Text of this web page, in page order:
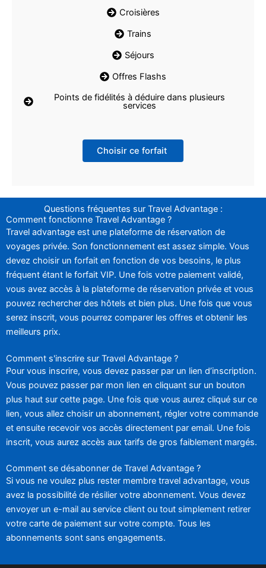
Croisières
Trains
Séjours
Offres Flashs
Points de fidélités à déduire dans plusieurs
services
Choisir ce forfait
Questions fréquentes sur Travel Advantage :
Comment fonctionne Travel Advantage ?
Travel advantage est une plateforme de réservation de
voyages privée. Son fonctionnement est assez simple. Vous
devez choisir un forfait en fonction de vos besoins, le plus
fréquent étant le forfait VIP. Une fois votre paiement validé,
vous avez accès à la plateforme de réservation privée et vous
pouvez rechercher des hôtels et bien plus. Une fois que vous
serez inscrit, vous pourrez comparer les offres et obtenir les
meilleurs prix.
Comment s'inscrire sur Travel Advantage ?
Pour vous inscrire, vous devez passer par un lien d’inscription.
Vous pouvez passer par mon lien en cliquant sur un bouton
plus haut sur cette page. Une fois que vous aurez cliqué sur ce
lien, vous allez choisir un abonnement, régler votre commande
et ensuite recevoir vos accès directement par email. Une fois
inscrit, vous aurez accès aux tarifs de gros faiblement margés.
Comment se désabonner de Travel Advantage ?
Si vous ne voulez plus rester membre travel advantage, vous
avez la possibilité de résilier votre abonnement. Vous devez
envoyer un e-mail au service client ou tout simplement retirer
votre carte de paiement sur votre compte. Tous les
abonnements sont sans engagements.